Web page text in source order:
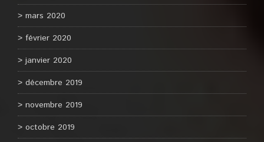
mars 2020
février 2020
janvier 2020
décembre 2019
novembre 2019
octobre 2019